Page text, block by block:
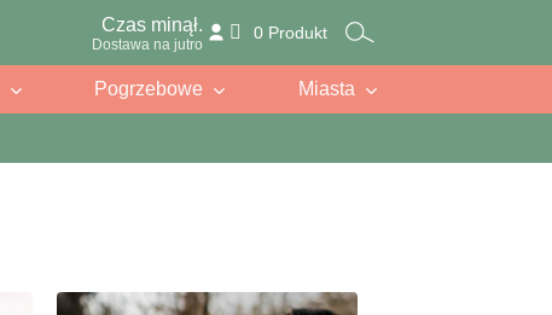
Czas minął.
Dostawa na jutro
0 Produkt
Pogrzebowe Miasta